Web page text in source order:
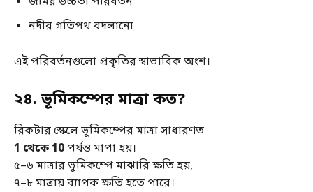
নদীর গতিপথ বদলানো
এই পরিবর্তনগুলো প্রকৃতির স্বাভাবিক অংশ।
২৪. ভূমিকম্পের মাত্রা কত?
রিকটার স্কেলে ভূমিকম্পের মাত্রা সাধারণত
1 থেকে 10পর্যন্ত মাপা হয়।
৫–৬ মাত্রার ভূমিকম্পে মাঝারি ক্ষতি হয়,
৭–৮ মাত্রায় ব্যাপক ক্ষতি হতে পারে।